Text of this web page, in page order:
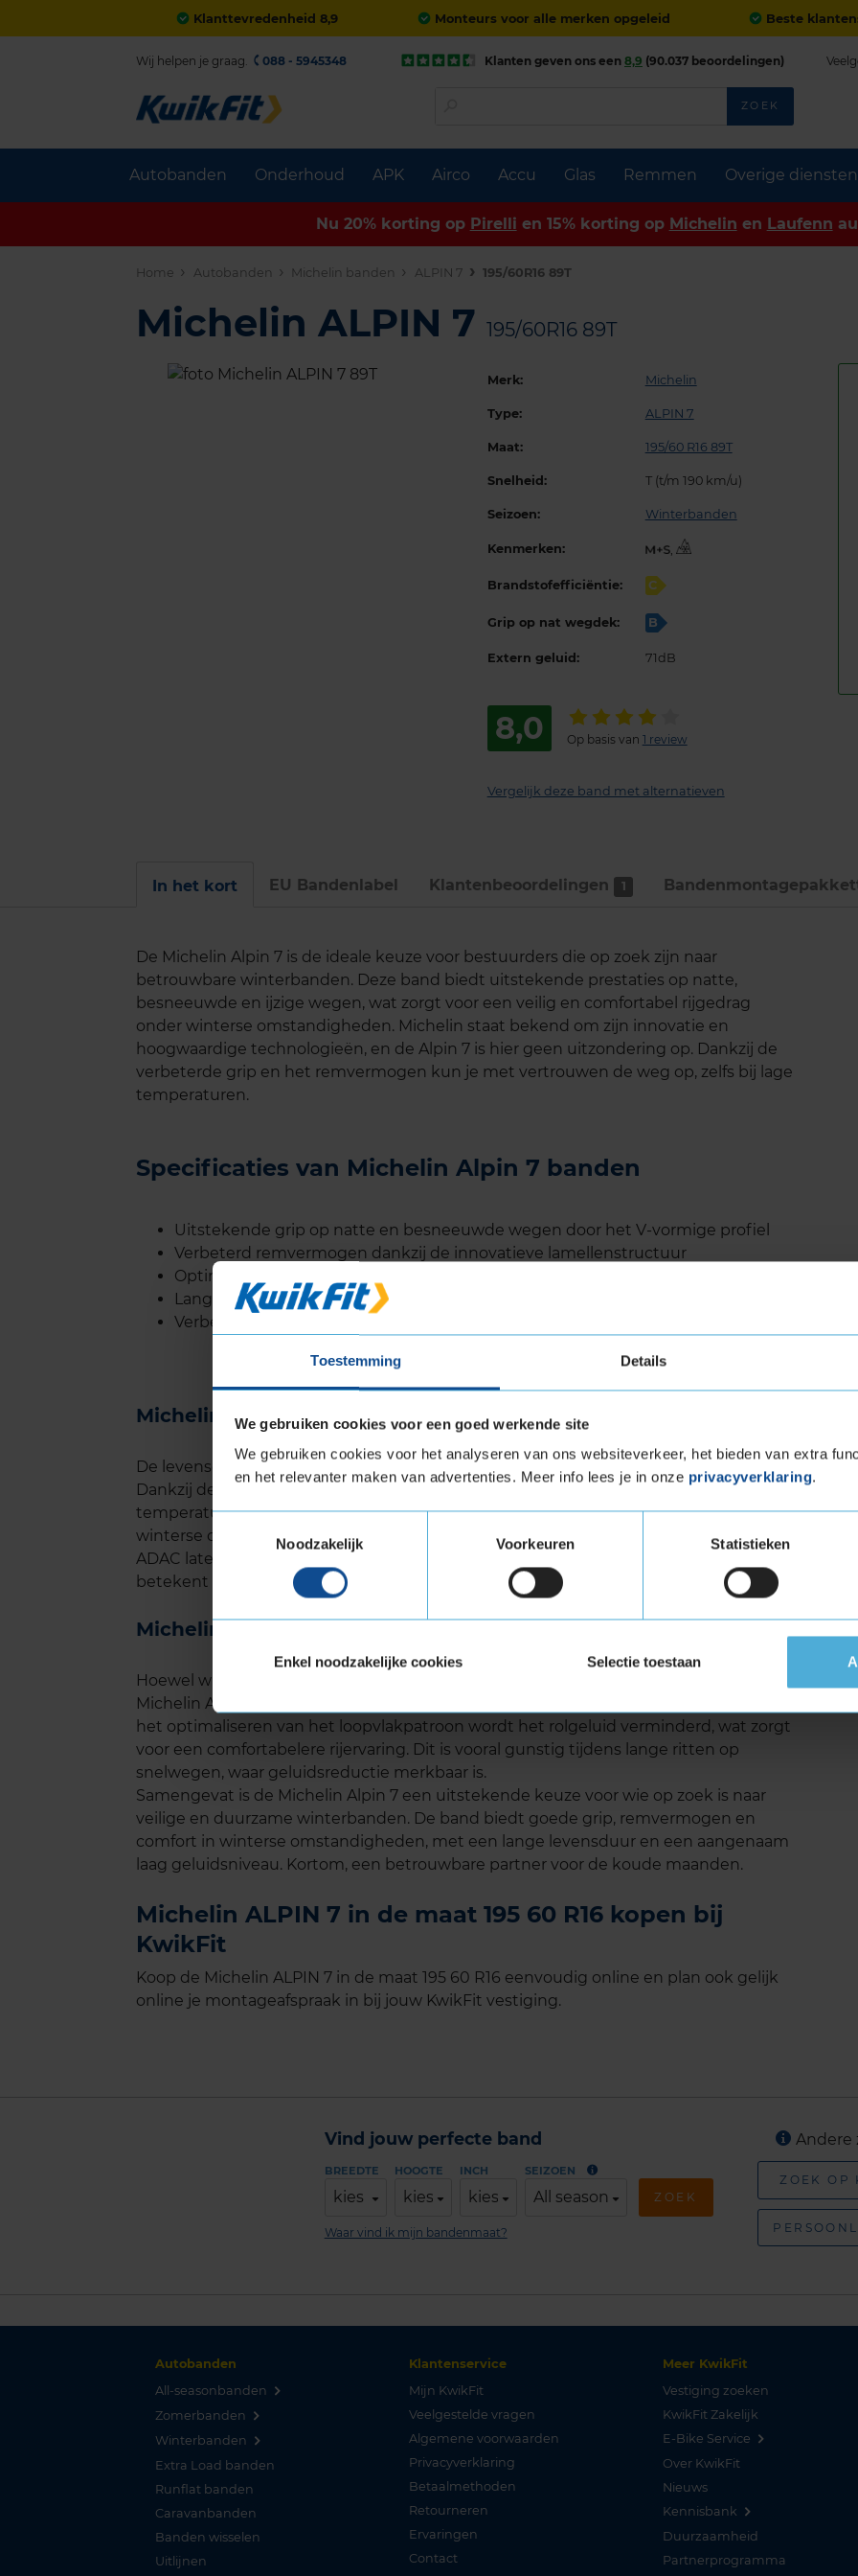
Toestemming Details
We gebruiken cookies voor een goed werkende site
We gebruiken cookies voor het analyseren van ons websiteverkeer, het bieden van extra
en het relevanter maken van advertenties. Meer info lees je in onze privacyverklaring.
Toestemmingsselectie
Noodzakelijk
Voorkeuren Statistieken
Enkel noodzakelijke cookies Selectie toestaan
Klanttevredenheid 8,9 Monteurs voor alle merken opgeleid Beste
Autobanden Onderhoud APK Airco Accu Glas Remmen Overige diensten
Wij helpen je graag. 088 - 5945348 Klanten geven ons een 8,9 (90.037 beoordelingen)
ZOEK
Nu 20% korting op Pirelli en 15% korting op Michelin en Laufenn
Home Autobanden Michelin banden ALPIN 7 195/60R16 89T
Michelin ALPIN 7 195/60R16 89T
Merk: Michelin
Type: ALPIN 7
Maat: 195/60 R16 89T
Snelheid: T (t/m 190 km/u)
Seizoen: Winterbanden
Kenmerken: ,
Brandstofefficiëntie: C
Grip op nat wegdek: B
Extern geluid: 71dB
8,0 Op basis van 1 review
Vergelijk deze band met alternatieven
In het kort EU Bandenlabel Klantenbeoordelingen 1
De Michelin Alpin 7 is de ideale keuze voor bestuurders die op zoek zijn naar
betrouwbare winterbanden. Deze band biedt uitstekende prestaties op natte,
besneeuwde en ijzige wegen, wat zorgt voor een veilig en comfortabel rijgedrag
onder winterse omstandigheden. Michelin staat bekend om zijn innovatie en
hoogwaardige technologieën, en de Alpin 7 is hier geen uitzondering op. Dankzij de
verbeterde grip en het remvermogen kun je met vertrouwen de weg op, zelfs bij lage
temperaturen.
Specificaties van Michelin Alpin 7 banden
Uitstekende grip op natte en besneeuwde wegen door het V-vormige profiel
Verbeterd remvermogen dankzij de innovatieve lamellenstructuur
Optimaal rijcomfort onder winterse omstandigheden
Lange levensduur door de duurzame rubbersamenstelling
Verbeterde handling op zowel droge als natte wegen
Michelin Alpin 7 levensduur
De levensduur van de Michelin Alpin7 is een van de sterke punten van deze band.
Dankzij de speciale rubbersamenstelling, die bestand is tegen slijtage bij lage
temperaturen, kun je rekenen op een lange levensduur, zelfs bij intensief gebruik in
winterse omstandigheden. Tests van onafhankelijke organisaties zoals ANWB en
ADAC laten zien dat de Alpin 7 goed presteert als het gaat om kilometerprestatie, wat
betekent dat je meer kilometers kunt maken zonder in te boeten op veiligheid.
Michelin Alpin 7 geluid
Hoewel winterbanden vaak bekend staan om hun hogere geluidsniveau, blijft de
Michelin Alpin 7 relatief stil op de weg. Dankzij de geavanceerde lamellenstructuur en
het optimaliseren van het loopvlakpatroon wordt het rolgeluid verminderd, wat zorgt
voor een comfortabelere rijervaring. Dit is vooral gunstig tijdens lange ritten op
snelwegen, waar geluidsreductie merkbaar is.
Samengevat is de Michelin Alpin 7 een uitstekende keuze voor wie op zoek is naar
veilige en duurzame winterbanden. De band biedt goede grip, remvermogen en
comfort in winterse omstandigheden, met een lange levensduur en een aangenaam
laag geluidsniveau. Kortom, een betrouwbare partner voor de koude maanden.
Michelin ALPIN 7 in de maat 195 60 R16 kopen bij
KwikFit
Koop de Michelin ALPIN 7 in de maat 195 60 R16 eenvoudig online en plan ook gelijk
online je montageafspraak in bij jouw KwikFit vestiging.
Vind jouw perfecte band
BREEDTE
kies
HOOGTE
kies
INCH
kies
SEIZOEN
All season ZOEK
Waar vind ik mijn bandenmaat?
Andere
ZOEK OP
Autobanden
All-seasonbanden
Zomerbanden
Winterbanden
Extra Load banden
Runflat banden
Caravanbanden
Banden wisselen
Uitlijnen
Klantenservice
Mijn KwikFit
Veelgestelde vragen
Algemene voorwaarden
Privacyverklaring
Betaalmethoden
Retourneren
Ervaringen
Contact
Meer KwikFit
Vestiging zoeken
KwikFit Zakelijk
E-Bike Service
Over KwikFit
Nieuws
Kennisbank
Duurzaamheid
Partnerprogramma